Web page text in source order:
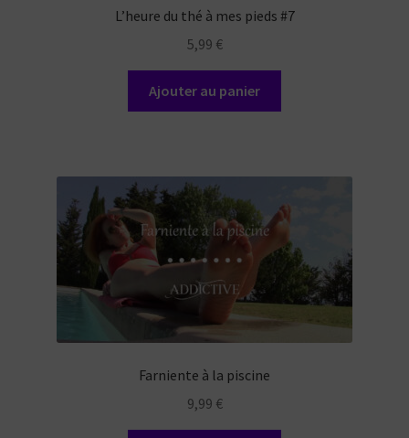
L’heure du thé à mes pieds #7
5,99 €
Ajouter au panier
Farniente à la piscine
9,99 €